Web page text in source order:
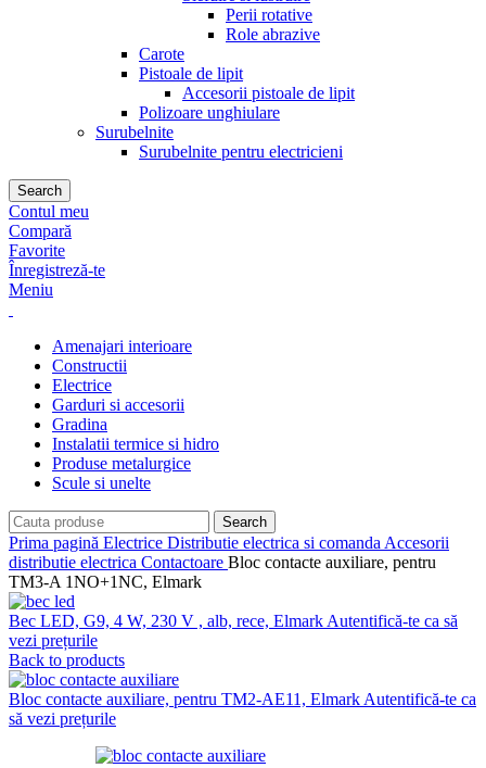
Perii rotative
Role abrazive
Carote
Pistoale de lipit
Accesorii pistoale de lipit
Polizoare unghiulare
Surubelnite
Surubelnite pentru electricieni
Search
Contul meu
Compară
Favorite
Înregistreză-te
Meniu
Amenajari interioare
Constructii
Electrice
Garduri si accesorii
Gradina
Instalatii termice si hidro
Produse metalurgice
Scule si unelte
Search
Prima pagină Electrice Distributie electrica si comanda Accesorii
distributie electrica Contactoare Bloc contacte auxiliare, pentru
TM3-A 1NO+1NC, Elmark
Bec LED, G9, 4 W, 230 V , alb, rece, Elmark Autentifică-te ca să
vezi prețurile
Back to products
Bloc contacte auxiliare, pentru TM2-AE11, Elmark Autentifică-te ca
să vezi prețurile